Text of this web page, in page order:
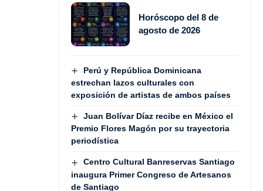
Horóscopo del 8 de
agosto de 2026
Perú y República Dominicana
estrechan lazos culturales con
exposición de artistas de ambos países
Juan Bolívar Díaz recibe en México el
Premio Flores Magón por su trayectoria
periodística
Centro Cultural Banreservas Santiago
inaugura Primer Congreso de Artesanos
de Santiago